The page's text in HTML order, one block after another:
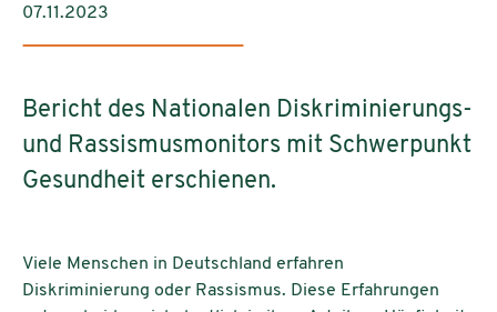
07.11.2023
Bericht des Nationalen Diskriminierungs-
und Rassismusmonitors mit Schwerpunkt
Gesundheit erschienen.
Viele Menschen in Deutschland erfahren
Diskriminierung oder Rassismus. Diese Erfahrungen